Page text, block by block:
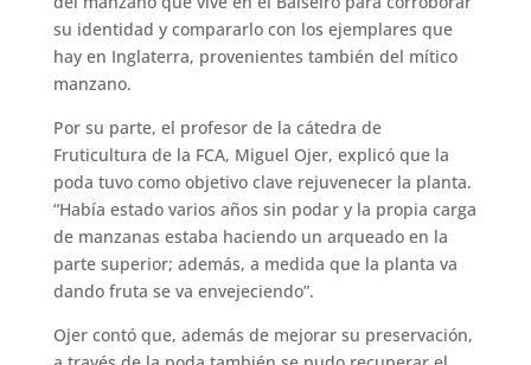
su identidad y compararlo con los ejemplares que
hay en Inglaterra, provenientes también del mítico
manzano.
Por su parte, el profesor de la cátedra de
Fruticultura de la FCA, Miguel Ojer, explicó que la
poda tuvo como objetivo clave rejuvenecer la planta.
“Había estado varios años sin podar y la propia carga
de manzanas estaba haciendo un arqueado en la
parte superior; además, a medida que la planta va
dando fruta se va envejeciendo”.
Ojer contó que, además de mejorar su preservación,